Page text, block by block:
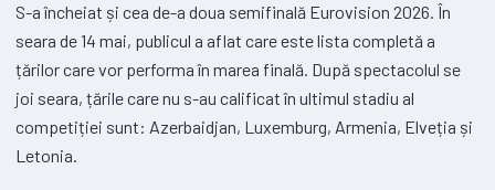
S-a încheiat și cea de-a doua semifinală Eurovision 2026. În
seara de 14 mai, publicul a aflat care este lista completă a
țărilor care vor performa în marea finală. După spectacolul se
joi seara, țările care nu s-au calificat în ultimul stadiu al
competiției sunt: Azerbaidjan, Luxemburg, Armenia, Elveția și
Letonia.